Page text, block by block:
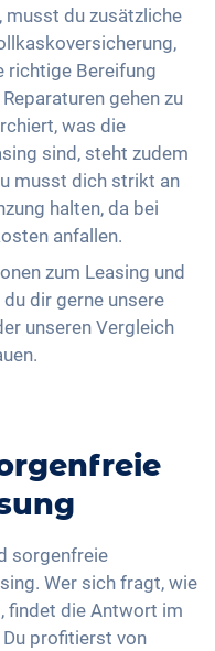
musst du zusätzliche
richtige Bereifung
gehen zu
was die
sind, steht zudem
musst dich strikt an
halten, da bei
anfallen.
zum Leasing und
dir gerne unsere
unseren Vergleich
sorgenfreie
Wer sich fragt, wie
findet die Antwort im
profitierst von